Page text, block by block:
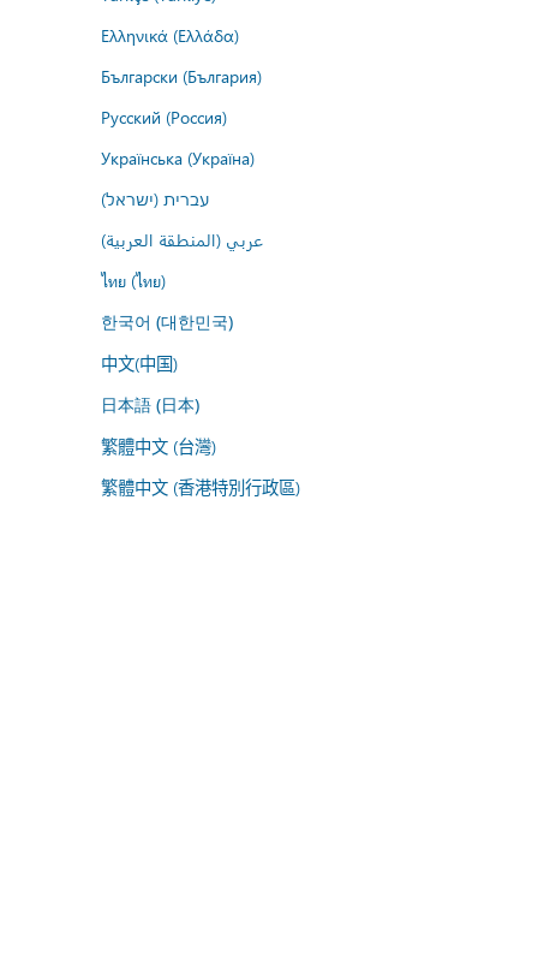
Ελληνικά (Ελλάδα)
Български (България)
Русский (Россия)
Українська (Україна)
עברית (ישראל)
عربي (المنطقة العربية)
ไทย (ไทย)
한국어 (대한민국)
中文(中国)
日本語 (日本)
繁體中文 (台灣)
繁體中文 (香港特別行政區)